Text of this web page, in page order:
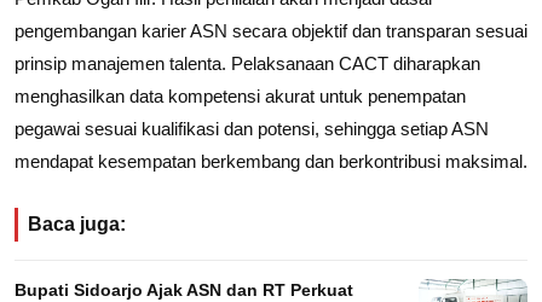
pengembangan karier ASN secara objektif dan transparan sesuai
prinsip manajemen talenta. Pelaksanaan CACT diharapkan
menghasilkan data kompetensi akurat untuk penempatan
pegawai sesuai kualifikasi dan potensi, sehingga setiap ASN
mendapat kesempatan berkembang dan berkontribusi maksimal.
Baca juga:
Bupati Sidoarjo Ajak ASN dan RT Perkuat